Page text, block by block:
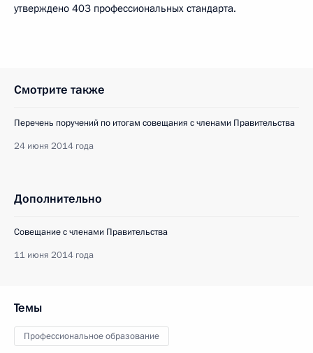
утверждено 403 профессиональных стандарта.
Смотрите также
Перечень поручений по итогам совещания с членами Правительства
24 июня 2014 года
Дополнительно
Совещание с членами Правительства
11 июня 2014 года
Темы
Профессиональное образование